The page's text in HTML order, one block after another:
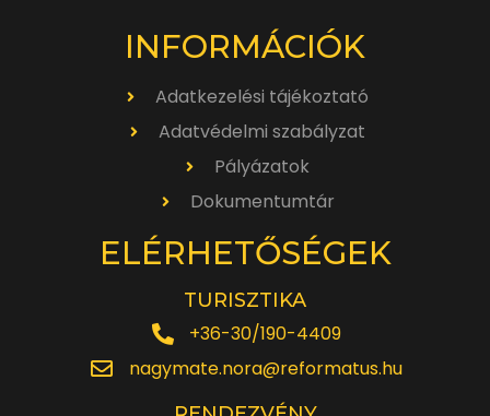
INFORMÁCIÓK
Adatkezelési tájékoztató
Adatvédelmi szabályzat
Pályázatok
Dokumentumtár
ELÉRHETŐSÉGEK
TURISZTIKA
+36-30/190-4409
nagymate.nora@reformatus.hu